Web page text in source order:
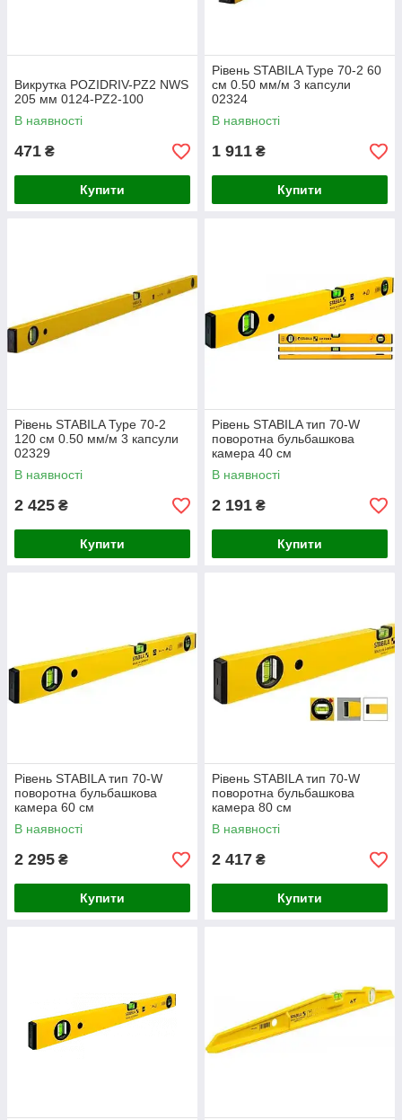
Викрутка POZIDRIV-PZ2 NWS
205 мм 0124-PZ2-100
В наявності
471 ₴
Купити
Рівень STABILA Type 70-2 60
см 0.50 мм/м 3 капсули
02324
В наявності
1 911 ₴
Купити
Рівень STABILA Type 70-2
120 см 0.50 мм/м 3 капсули
02329
В наявності
2 425 ₴
Купити
Рівень STABILA тип 70-W
поворотна бульбашкова
камера 40 см
В наявності
2 191 ₴
Купити
Рівень STABILA тип 70-W
поворотна бульбашкова
камера 60 см
В наявності
2 295 ₴
Купити
Рівень STABILA тип 70-W
поворотна бульбашкова
камера 80 см
В наявності
2 417 ₴
Купити